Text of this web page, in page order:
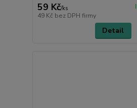
59 Kč/ks
49 Kč bez DPH firmy
Detail